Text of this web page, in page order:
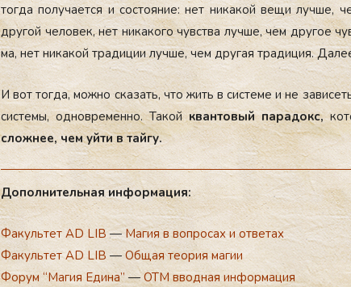
тог­да по­луча­ет­ся и сос­то­яние: нет ни­какой ве­щи луч­ше,
дру­гой че­ловек, нет ни­како­го чувс­тва луч­ше, чем дру­гое
ма, нет ни­какой тра­диции луч­ше, чем дру­гая тра­диция.
И вот тог­да, мож­но ска­зать, что жить в сис­те­ме и не
сис­те­мы, од­новре­мен­но. Та­койкван­то­вый па­радокс,
слож­нее, чем уй­ти в тай­гу.
До­пол­ни­тель­ная ин­фор­ма­ция:
Факультет AD LIB—Магия в вопросах и ответах
Факультет AD LIB —Общая теория магии
Форум “Магия Едина”—ОТМ вводная информация